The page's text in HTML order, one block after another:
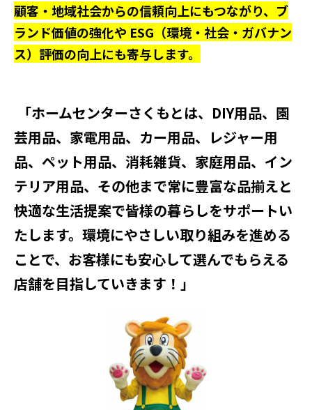
顧客・地域社会からの信頼向上にもつながり、ブ
ランド価値の強化や ESG （環境・社会・ガバナン
ス）評価の向上にも寄与します。
「ホームセンターさくもとは、DIY用品、園
芸用品、家電用品、カー用品、レジャー用
品、ペット用品、消耗雑貨、家庭用品、イン
テリア用品、その他まで常に豊富な品揃えと
快適な生活提案で皆様の暮らしをサポートい
たします。環境にやさしい取り組みを進める
ことで、お客様にも安心して選んでもらえる
店舗を目指していきます！」